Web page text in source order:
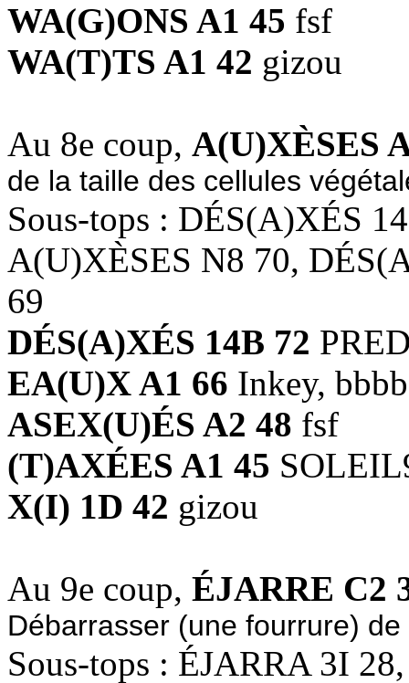
WA(G)ONS A1 45 fsf
WA(T)TS A1 42 gizou
Au 8e coup, A(U)XÈSES
de la taille des cellules
Sous-tops : DÉS(A)XÉS
A(U)XÈSES N8 70,
69
DÉS(A)XÉS 14B 72
EA(U)X A1 66 Inkey, bbbb
ASEX(U)ÉS A2 48 fsf
(T)AXÉES A1 45
X(I) 1D 42 gizou
Au 9e coup, ÉJARRE C2
Débarrasser (une fourrure)
Sous-tops : ÉJARRA 3I